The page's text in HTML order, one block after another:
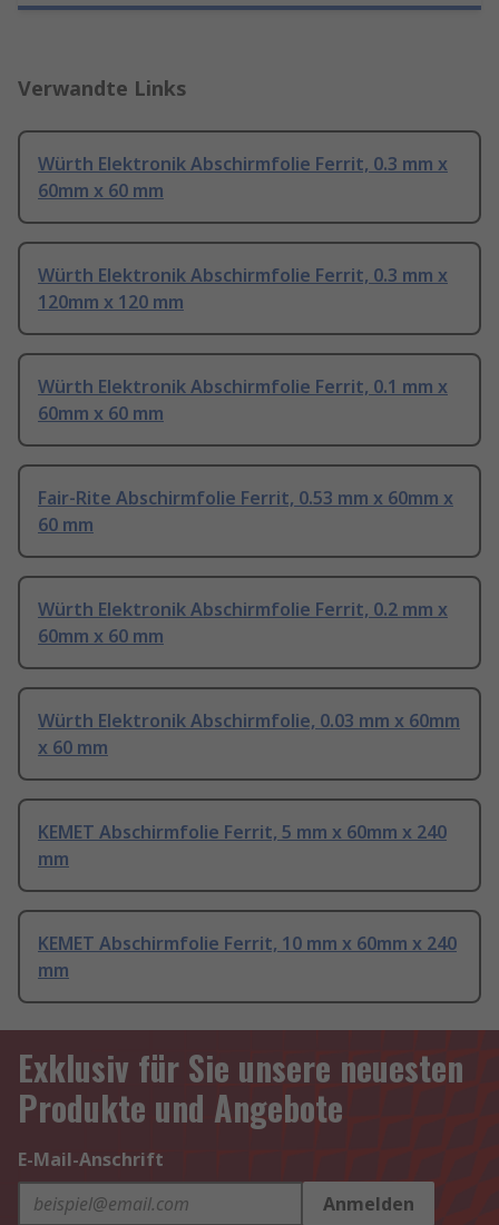
Verwandte Links
Würth Elektronik Abschirmfolie Ferrit, 0.3 mm x
60mm x 60 mm
Würth Elektronik Abschirmfolie Ferrit, 0.3 mm x
120mm x 120 mm
Würth Elektronik Abschirmfolie Ferrit, 0.1 mm x
60mm x 60 mm
Fair-Rite Abschirmfolie Ferrit, 0.53 mm x 60mm x
60 mm
Würth Elektronik Abschirmfolie Ferrit, 0.2 mm x
60mm x 60 mm
Würth Elektronik Abschirmfolie, 0.03 mm x 60mm
x 60 mm
KEMET Abschirmfolie Ferrit, 5 mm x 60mm x 240
mm
KEMET Abschirmfolie Ferrit, 10 mm x 60mm x 240
mm
Exklusiv für Sie unsere neuesten
Produkte und Angebote
E-Mail-Anschrift
Anmelden